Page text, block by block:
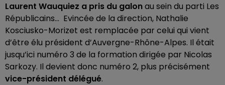
Laurent Wauquiez a pris du galonau sein du parti Les
Républicains… Evincée de la direction, Nathalie
Kosciusko-Morizet est remplacée par celui qui vient
d’être élu président d’Auvergne-Rhône-Alpes. Il était
jusqu’ici numéro 3 de la formation dirigée par Nicolas
Sarkozy. Il devient donc numéro 2, plus précisément
vice-président délégué.